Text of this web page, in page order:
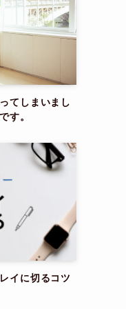
てしまいまし
す。
イに切るコツ